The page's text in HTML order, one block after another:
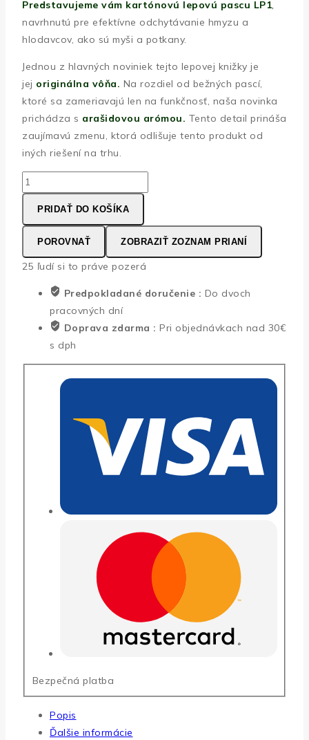
Predstavujeme vám kartónovú lepovú pascu LP1,
navrhnutú pre efektívne odchytávanie hmyzu a
hlodavcov, ako sú myši a potkany.
Jednou z hlavných noviniek tejto lepovej knižky je
jej originálna vôňa. Na rozdiel od bežných pascí,
ktoré sa zameriavajú len na funkčnosť, naša novinka
prichádza s arašidovou arómou. Tento detail prináša
zaujímavú zmenu, ktorá odlišuje tento produkt od
iných riešení na trhu.
množstvo
ORES
lepová
knižka
hlodavce
arašidová
aróma
PRIDAŤ DO KOŠÍKA
POROVNAŤ ZOBRAZIŤ ZOZNAM PRIANÍ
25 ľudí si to práve pozerá
Predpokladané doručenie : Do dvoch
pracovných dní
Doprava zdarma : Pri objednávkach nad 30€
s dph
Bezpečná platba
Popis
Ďalšie informácie